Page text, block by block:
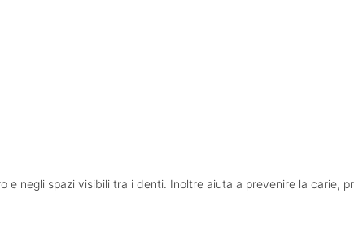
negli spazi visibili tra i denti. Inoltre aiuta a prevenire la carie,